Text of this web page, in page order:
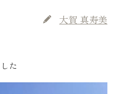
大賀 真寿美
た